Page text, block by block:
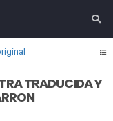
TRADUCIDA Y